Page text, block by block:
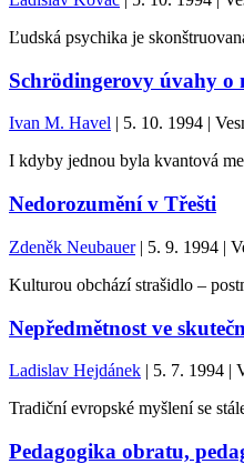
Ľudská psychika je
Schrödingerovy úvahy o
Ivan M. Havel | 5. 10. 1994 |
I kdyby jednou byla kvantová
Nedorozumění v Třešti
Zdeněk Neubauer| 5. 9. 1994 |
Kulturou obchází strašidlo –
Nepředmětnost ve
Ladislav Hejdánek | 5. 7. 1994 |
Tradiční evropské myšlení se
Pedagogika obratu,